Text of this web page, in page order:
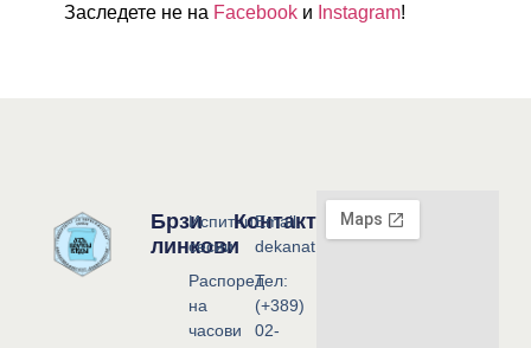
Заследете не на Facebook и Instagram!
Брзи
линкови
Испитни
сесии
Распоред
на
часови
Контакт
Email:
dekanat@flf.ukim.edu.mk
Тел:
(+389)
02-